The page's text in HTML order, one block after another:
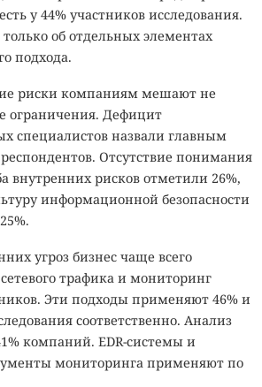
у 44% участников исследования.
об отдельных элементах
подхода.
риски компаниям мешают не
ограничения. Дефицит
специалистов назвали главным
Отсутствие понимания
внутренних рисков отметили 26%,
информационной безопасности
угроз бизнес чаще всего
трафика и мониторинг
Эти подходы применяют 46% и
соответственно. Анализ
компаний. EDR-системы и
мониторинга применяют по